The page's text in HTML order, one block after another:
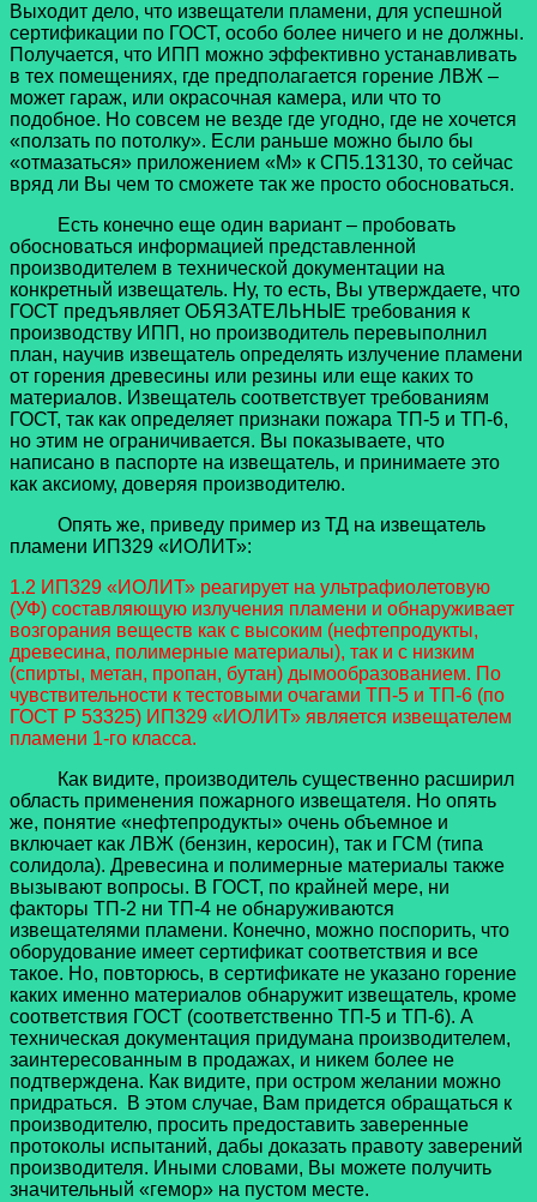
Выходит дело, что извещатели пламени, для успешной
сертификации по ГОСТ, особо более ничего и не должны.
Получается, что ИПП можно эффективно устанавливать
в тех помещениях, где предполагается горение ЛВЖ –
может гараж, или окрасочная камера, или что то
подобное. Но совсем не везде где угодно, где не хочется
«ползать по потолку». Если раньше можно было бы
«отмазаться» приложением «М» к СП5.13130, то сейчас
вряд ли Вы чем то сможете так же просто обосноваться.
Есть конечно еще один вариант – пробовать
обосноваться информацией представленной
производителем в технической документации на
конкретный извещатель. Ну, то есть, Вы утверждаете, что
ГОСТ предъявляет ОБЯЗАТЕЛЬНЫЕ требования к
производству ИПП, но производитель перевыполнил
план, научив извещатель определять излучение пламени
от горения древесины или резины или еще каких то
материалов. Извещатель соответствует требованиям
ГОСТ, так как определяет признаки пожара ТП-5 и ТП-6,
но этим не ограничивается. Вы показываете, что
написано в паспорте на извещатель, и принимаете это
как аксиому, доверяя производителю.
Опять же, приведу пример из ТД на извещатель
пламени ИП329 «ИОЛИТ»:
1.2 ИП329 «ИОЛИТ» реагирует на ультрафиолетовую
(УФ) составляющую излучения пламени и обнаруживает
возгорания веществ как с высоким (нефтепродукты,
древесина, полимерные материалы), так и с низким
(спирты, метан, пропан, бутан) дымообразованием. По
чувствительности к тестовыми очагами ТП-5 и ТП-6 (по
ГОСТ Р 53325) ИП329 «ИОЛИТ» является извещателем
пламени 1-го класса.
Как видите, производитель существенно расширил
область применения пожарного извещателя. Но опять
же, понятие «нефтепродукты» очень объемное и
включает как ЛВЖ (бензин, керосин), так и ГСМ (типа
солидола). Древесина и полимерные материалы также
вызывают вопросы. В ГОСТ, по крайней мере, ни
факторы ТП-2 ни ТП-4 не обнаруживаются
извещателями пламени. Конечно, можно поспорить, что
оборудование имеет сертификат соответствия и все
такое. Но, повторюсь, в сертификате не указано горение
каких именно материалов обнаружит извещатель, кроме
соответствия ГОСТ (соответственно ТП-5 и ТП-6). А
техническая документация придумана производителем,
заинтересованным в продажах, и никем более не
подтверждена. Как видите, при остром желании можно
придраться. В этом случае, Вам придется обращаться к
производителю, просить предоставить заверенные
протоколы испытаний, дабы доказать правоту заверений
производителя. Иными словами, Вы можете получить
значительный «гемор» на пустом месте.